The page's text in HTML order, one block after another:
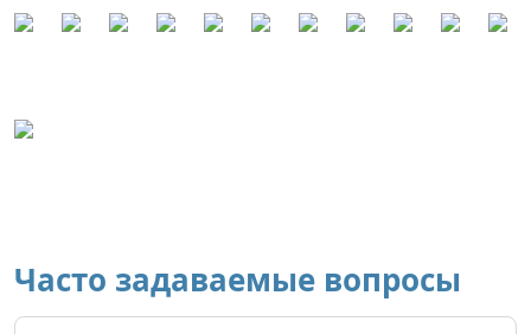
Часто задаваемые вопросы